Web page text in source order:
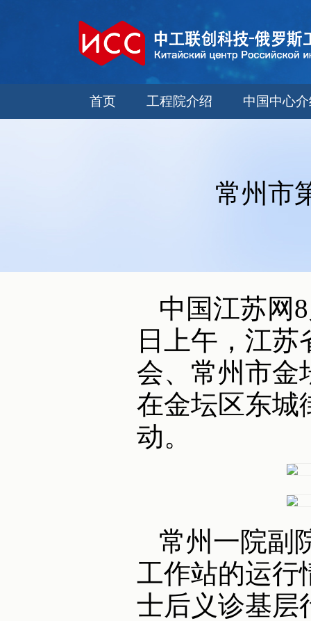
首页 工程院介绍 中国中心
常州市
中国江苏网
日上午，江
会、常州市金
在金坛区东城
动。
常州一院副
工作站的运行
士后义诊基层